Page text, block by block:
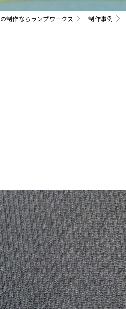
ユニフォーム
制作ならランプワークス 制作事例